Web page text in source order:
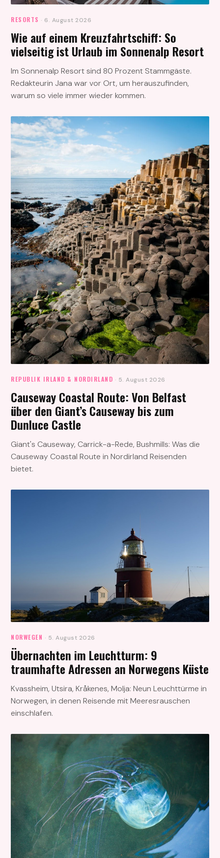
RESORTS · 6. August 2026
Wie auf einem Kreuzfahrtschiff: So
vielseitig ist Urlaub im Sonnenalp Resort
Im Sonnenalp Resort sind 80 Prozent Stammgäste.
Redakteurin Jana war vor Ort, um herauszufinden,
warum so viele immer wieder kommen.
REPUBLIK IRLAND & NORDIRLAND · 5. August 2026
Causeway Coastal Route: Von Belfast
über den Giant’s Causeway bis zum
Dunluce Castle
Giant's Causeway, Carrick-a-Rede, Bushmills: Was die
Causeway Coastal Route in Nordirland Reisenden
bietet.
NORWEGEN · 5. August 2026
Übernachten im Leuchtturm: 9
traumhafte Adressen an Norwegens Küste
Kvassheim, Utsira, Kråkenes, Molja: Neun Leuchttürme in
Norwegen, in denen Reisende mit Meeresrauschen
einschlafen.